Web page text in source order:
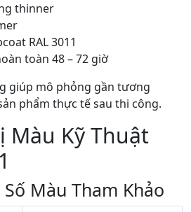
thinner
RAL 3011
toàn 48 – 72 giờ
giúp mô phỏng gần tương
phẩm thực tế sau thi công.
Màu Kỹ Thuật
Màu Tham Khảo